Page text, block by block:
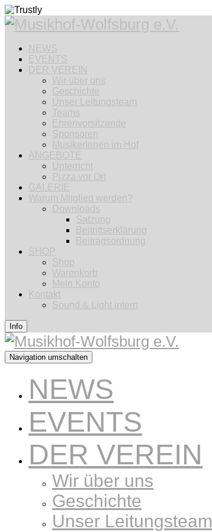
NEWS
EVENTS
DER VEREIN
Wir über uns
Geschichte
Unser Leitungsteam
Teams
Ehrenvorsitzende
Sponsoren
MusikerInnen im Hof
ANGEBOTE
Unterricht
Pizza vor Ort
GALERIE
Warum Mitglied werden?
Downloads
Satzung
Beitrittserklärung
Beitragsordnung
SHOP
Shop
Warenkorb
Mein Konto
Kontakt
Sound & Light intern
Info
Navigation umschalten
NEWS
EVENTS
DER VEREIN
Wir über uns
Geschichte
Unser Leitungsteam